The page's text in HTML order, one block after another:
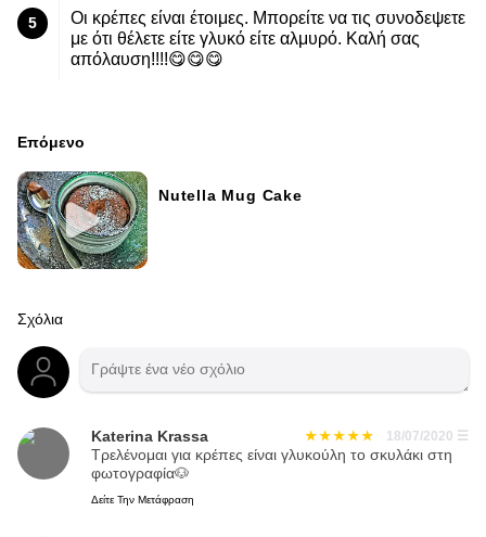
5
Οι κρέπες είναι έτοιμες. Μπορείτε να τις συνοδεψετε
με ότι θέλετε είτε γλυκό είτε αλμυρό. Καλή σας
απόλαυση!!!!😋😋😋
Επόμενο
Nutella Mug Cake
Σχόλια
Katerina Krassa 18/07/2020 ☰
Τρελένομαι για κρέπες είναι γλυκούλη το σκυλάκι στη
φωτογραφία🐶
Δείτε Την Μετάφραση